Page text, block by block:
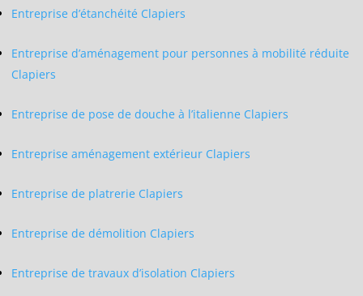
Entreprise d’étanchéité Clapiers
Entreprise d’aménagement pour personnes à mobilité réduite
Clapiers
Entreprise de pose de douche à l’italienne Clapiers
Entreprise aménagement extérieur Clapiers
Entreprise de platrerie Clapiers
Entreprise de démolition Clapiers
Entreprise de travaux d’isolation Clapiers